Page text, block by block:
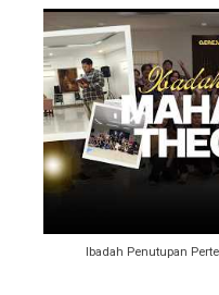
Ibadah Penutupan